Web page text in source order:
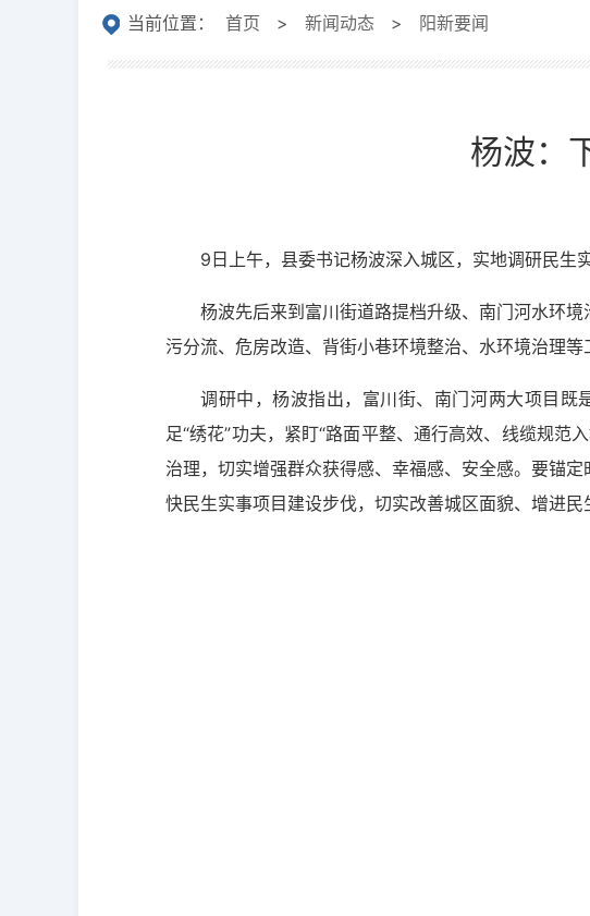
当前位置： 首页 > 新闻动态 > 阳新要闻
杨波：
9日上午，县委书记杨波深入城区，实地调研民生
杨波先后来到富川街道路提档升级、南门河水环
污分流、危房改造、背街小巷环境整治、水环境治理等
调研中，杨波指出，富川街、南门河两大项目
足“绣花”功夫，紧盯“路面平整、通行高效、线缆规
治理，切实增强群众获得感、幸福感、安全感。要锚
快民生实事项目建设步伐，切实改善城区面貌、增进民